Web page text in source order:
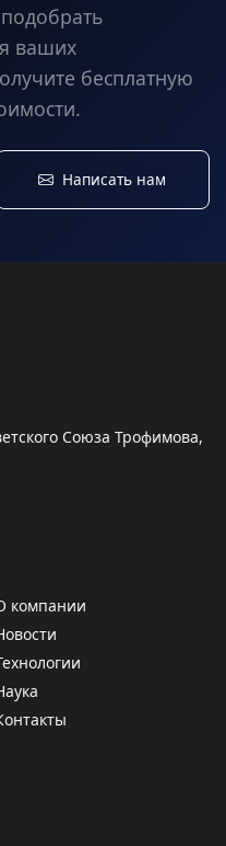
ваших
бесплатную
Написать нам
Союза Трофимова,
компании